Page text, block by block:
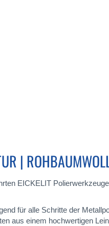
|
EICKELIT
für alle Schritte der
aus einem hochwertigen